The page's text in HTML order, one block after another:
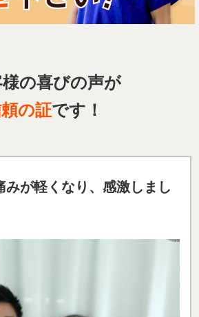
の喜びの声が
の証です！
みが軽くなり、感激しまし